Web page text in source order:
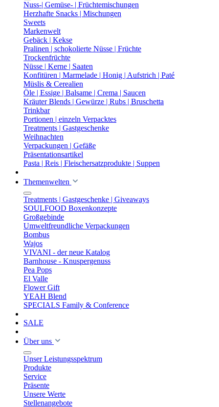
Nuss-| Gemüse- | Früchtemischungen
Herzhafte Snacks | Mischungen
Sweets
Markenwelt
Gebäck | Kekse
Pralinen | schokolierte Nüsse | Früchte
Trockenfrüchte
Nüsse | Kerne | Saaten
Konfitüren | Marmelade | Honig | Aufstrich | Paté
Müslis & Cerealien
Öle | Essige | Balsame | Crema | Saucen
Kräuter Blends | Gewürze | Rubs | Bruschetta
Trinkbar
Portionen | einzeln Verpacktes
Treatments | Gastgeschenke
Weihnachten
Verpackungen | Gefäße
Präsentationsartikel
Pasta | Reis | Fleischersatzprodukte | Suppen
Themenwelten
Treatments | Gastgeschenke | Giveaways
SOULFOOD Boxenkonzepte
Großgebinde
Umweltfreundliche Verpackungen
Bombus
Wajos
VIVANI - der neue Katalog
Barnhouse - Knuspergenuss
Pea Pops
El Valle
Flower Gift
YEAH Blend
SPECIALS Family & Conference
SALE
Über uns
Unser Leistungsspektrum
Produkte
Service
Präsente
Unsere Werte
Stellenangebote